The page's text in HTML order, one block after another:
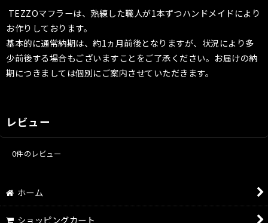
TEZZOマフラーは、熟練した職人が1本ずつハンドメイドにより
お作りしております。
基本的に通常納期は、約1ヵ月前後となりますが、状況により多
少前後する場合もございますことをご了承ください。お届けの納
期につきましては個別にご案内させていただきます。
レビュー
0件のレビュー
ホーム
ショッピングカート